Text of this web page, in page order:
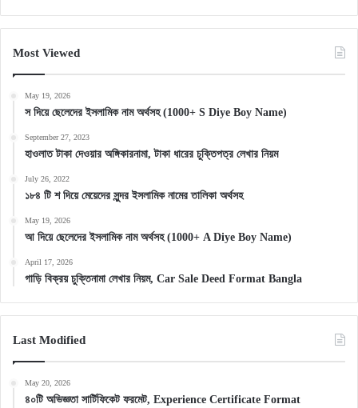
Most Viewed
May 19, 2026
স দিয়ে ছেলেদের ইসলামিক নাম অর্থসহ (1000+ S Diye Boy Name)
September 27, 2023
হাওলাত টাকা দেওয়ার অঙ্গিকারনামা, টাকা ধারের চুক্তিপত্র লেখার নিয়ম
July 26, 2022
১৮৪ টি শ দিয়ে মেয়েদের সুন্দর ইসলামিক নামের তালিকা অর্থসহ
May 19, 2026
আ দিয়ে ছেলেদের ইসলামিক নাম অর্থসহ (1000+ A Diye Boy Name)
April 17, 2026
গাড়ি বিক্রয় চুক্তিনামা লেখার নিয়ম, Car Sale Deed Format Bangla
Last Modified
May 20, 2026
৪০টি অভিজ্ঞতা সার্টিফিকেট ফরমেট, Experience Certificate Format